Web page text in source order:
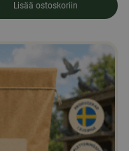
25 kg
Lisää ostoskoriin